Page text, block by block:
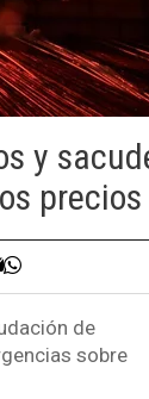
y
de
sobre